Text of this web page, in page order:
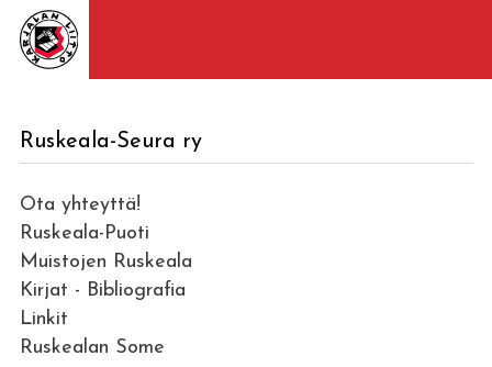
Ruskeala-Seura ry
Ota yhteyttä!
Ruskeala-Puoti
Muistojen Ruskeala
Kirjat - Bibliografia
Linkit
Ruskealan Some